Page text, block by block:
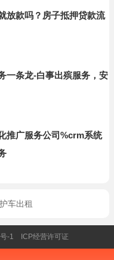
放款吗？房子抵押贷款流
一条龙-白事出殡服务，安
推广服务公司%crm系统
车出租
-1 ICP经营许可证